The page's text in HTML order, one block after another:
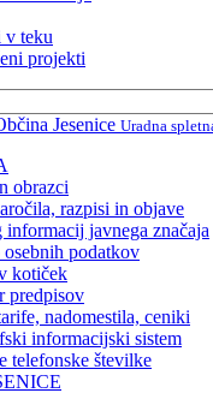
v teku
projekti
Jesenice Uradna
obrazci
razpisi in objave
informacij javnega značaja
osebnih podatkov
kotiček
predpisov
nadomestila, ceniki
informacijski sistem
telefonske številke